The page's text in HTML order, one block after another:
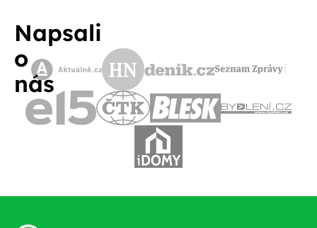
Napsali
o
nás